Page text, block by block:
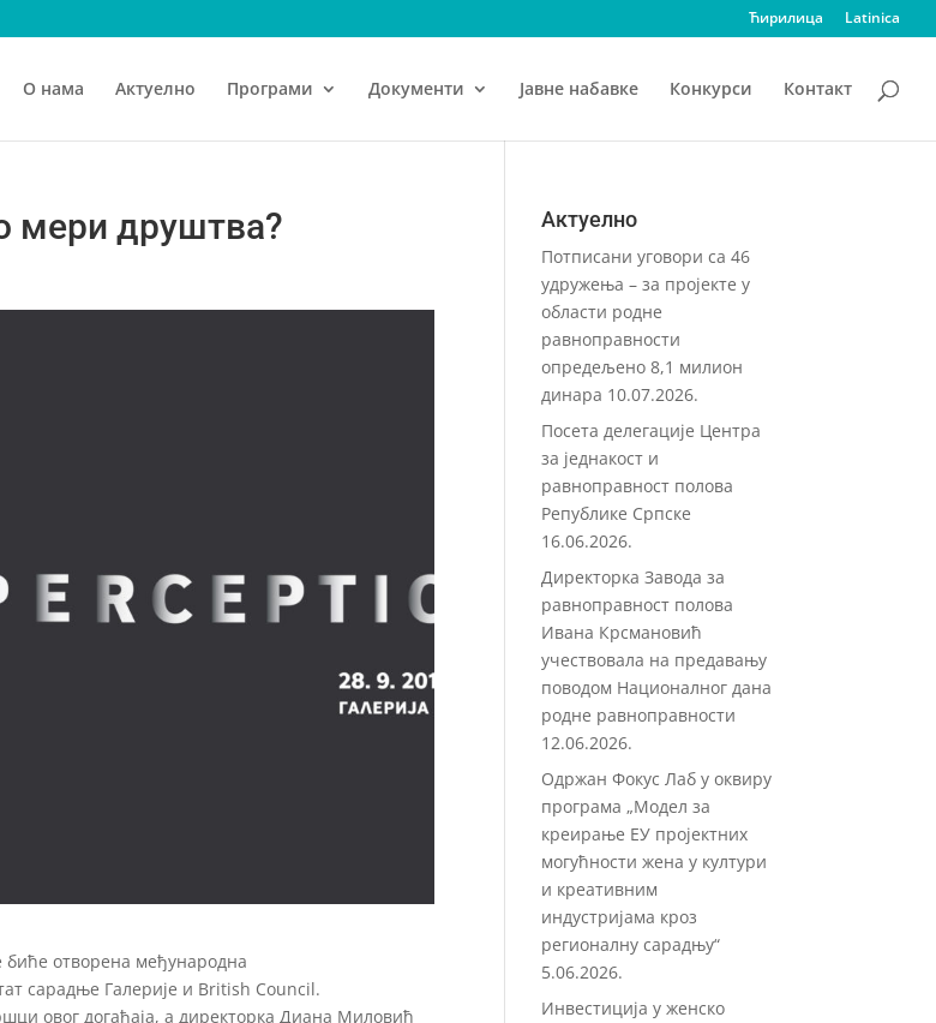
Ћирилица Latinica
О нама Актуелно Програми Документи Јавне набавке Конкурси Контакт
мери друштва?
биће отворена међународна
сарадње Галерије и British Council.
овог догађаја, а директорка Диана Миловић
Актуелно
Потписани уговори са 46
удружења – за пројекте у
области родне
равноправности
опредељено 8,1 милион
динара 10.07.2026.
Посета делегације Центра
за једнакост и
равноправност полова
Републике Српске
16.06.2026.
Директорка Завода за
равноправност полова
Ивана Крсмановић
учествовала на предавању
поводом Националног дана
родне равноправности
12.06.2026.
Одржан Фокус Лаб у оквиру
програма „Модел за
креирање ЕУ пројектних
могућности жена у култури
и креативним
индустријама кроз
регионалну сарадњу“
5.06.2026.
Инвестиција у женско